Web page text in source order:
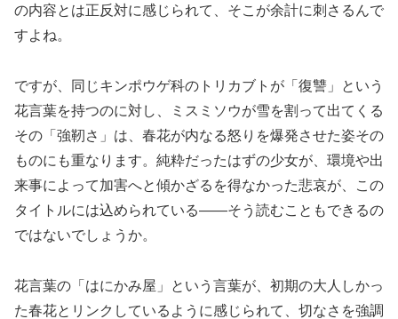
の内容とは正反対に感じられて、そこが余計に刺さるんで
すよね。
ですが、同じキンポウゲ科のトリカブトが「復讐」という
花言葉を持つのに対し、ミスミソウが雪を割って出てくる
その「強靭さ」は、春花が内なる怒りを爆発させた姿その
ものにも重なります。 純粋だったはずの少女が、環境や出
来事によって加害へと傾かざるを得なかった悲哀が、この
タイトルには込められている――そう読むこともできるの
ではないでしょうか。
花言葉の「はにかみ屋」という言葉が、初期の大人しかっ
た春花とリンクしているように感じられて、切なさを強調